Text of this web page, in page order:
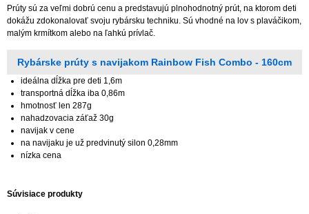
Prúty sú za veľmi dobrú cenu a predstavujú plnohodnotný prút, na ktorom deti
dokážu zdokonalovať svoju rybársku techniku. Sú vhodné na lov s plaváčikom,
malým krmítkom alebo na ľahkú prívlač.
Rybárske prúty s navijakom Rainbow Fish Combo - 160cm
ideálna dĺžka pre deti 1,6m
transportná dĺžka iba 0,86m
hmotnosť len 287g
nahadzovacia záťaž 30g
navijak v cene
na navijaku je už predvinutý silon 0,28mm
nízka cena
Súvisiace produkty